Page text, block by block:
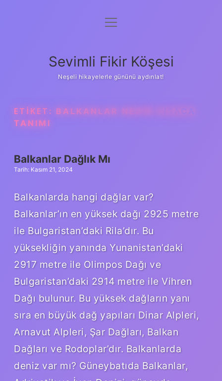
Anasayfa
Yasal Uyarı
menüyü
Sevimli Fikir Köşesi
Neşeli hikayelerle gününü aydınlat!
ETIKET: BALKANLAR NEDIR KISACA
TANIMI
Balkanlar Dağlık Mı
Tarih: Kasım 21, 2024
Balkanlarda hangi dağlar var?
Balkanlar’ın en yüksek dağı 2925 metre
ile Bulgaristan’daki Rila’dır. Bu
yüksekliğin yanında Yunanistan’daki
2917 metre ile Olimpos Dağı ve
Bulgaristan’daki 2914 metre ile Vihren
Dağı bulunur. Bu yüksek dağların yanı
sıra en büyük dağ yapıları Dinar Alpleri,
Arnavut Alpleri, Şar Dağları, Balkan
Dağları ve Rodoplar’dır. Balkanlarda
deniz var mı? Güneybatıda Balkanlar,